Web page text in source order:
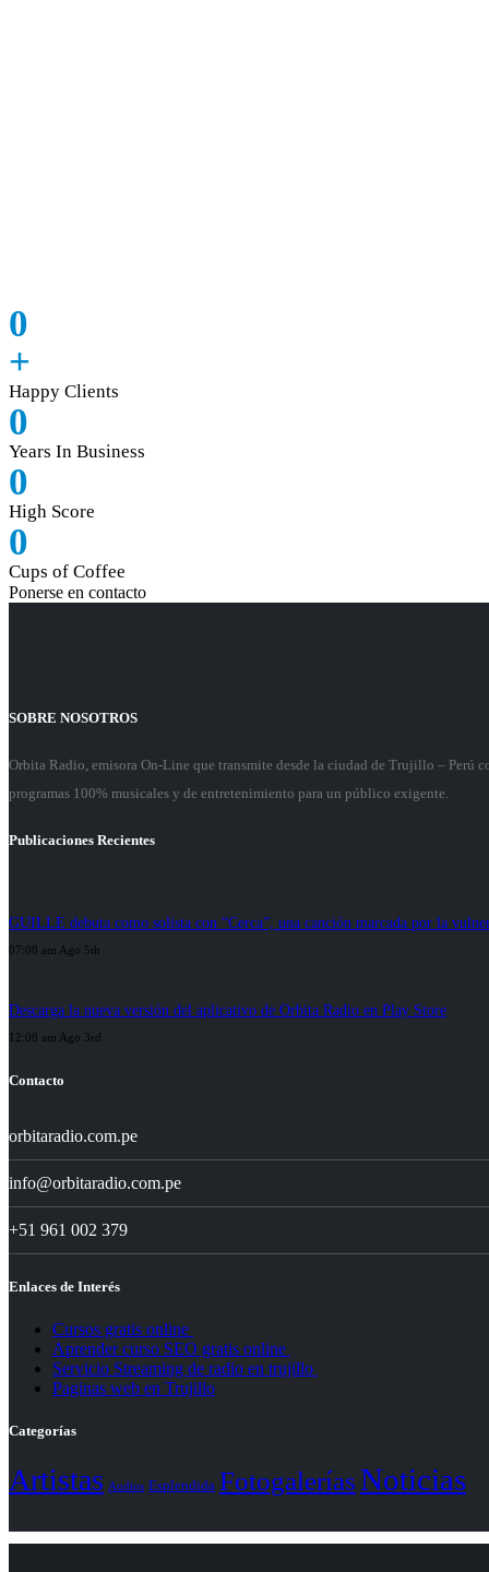
0
+
Happy Clients
0
Years In Business
0
High Score
0
Cups of Coffee
Ponerse en contacto
SOBRE NOSOTROS
Orbita Radio, emisora On-Line que transmite desde la ciudad de Trujillo – Perú
programas 100% musicales y de entretenimiento para un público exigente.
Publicaciones Recientes
GUILLE debuta como solista con “Cerca”, una canción marcada por la
07:08 am Ago 5th
Descarga la nueva versión del aplicativo de Orbita Radio en Play Store
12:08 am Ago 3rd
Contacto
orbitaradio.com.pe
info@orbitaradio.com.pe
+51 961 002 379
Enlaces de Interés
Cursos gratis online
Aprender curso SEO gratis online
Servicio Streaming de radio en trujillo
Paginas web en Trujillo
Categorías
Artistas Audios Esplendida FotogaleríasNoticias